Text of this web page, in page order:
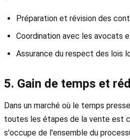
Préparation et révision des
Coordination avec les avocats
Assurance du respect des lois
5. Gain de temps et
Dans un marché où le temps
toutes les étapes de la vente est
s'occupe de l'ensemble du